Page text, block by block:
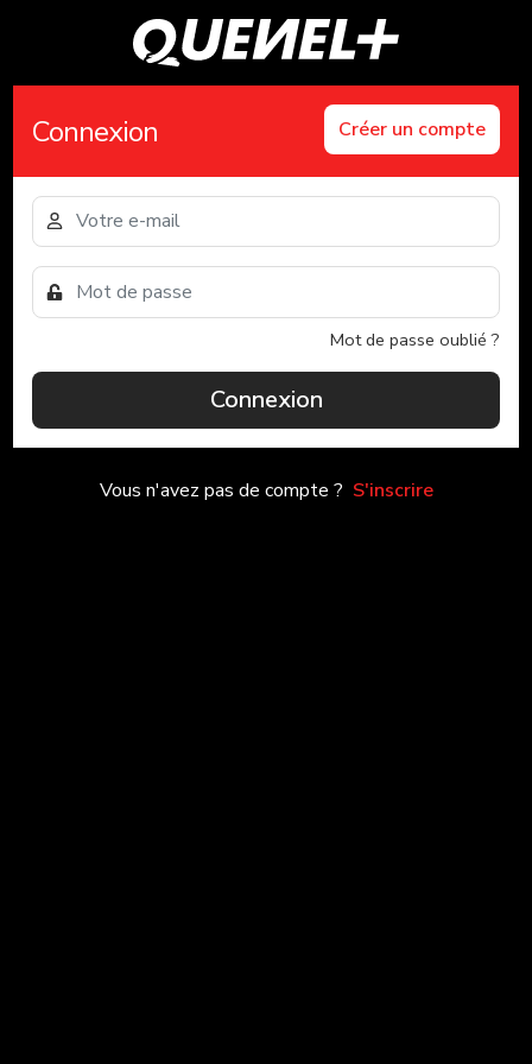
Connexion Créer un compte
Mot de passe oublié ?
Connexion
Vous n'avez pas de compte ? S'inscrire